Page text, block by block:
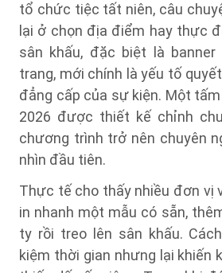
tổ chức tiệc tất niên, câu
lại ở chọn địa điểm hay thực
sân khấu, đặc biệt là
trang, mới chính là yếu tố
đẳng cấp của sự kiện. Một
2026 được thiết kế chỉnh
chương trình trở nên chuyên
nhìn đầu tiên.
Thực tế cho thấy nhiều đơn vị
in nhanh một mẫu có sẵn,
ty rồi treo lên sân khấu.
kiệm thời gian nhưng lại khiến